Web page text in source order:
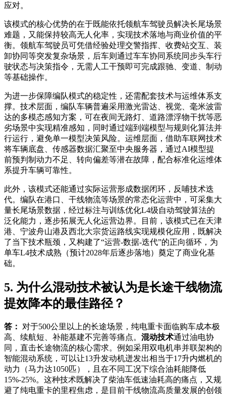
应对。
该模式的核心优势的在于既能依托领航车驾驶员解决长尾场景
难题，又能保持较高无人化率，实现技术落地与商业价值的平
衡。领航车驾驶员可凭借经验处理交警指挥、收费站交互、装
卸协同等突发复杂场景，后车则通过车车协同系统同步头车行
驶状态与决策指令，无需人工干预即可完成跟驰、变道、制动
等基础操作。
为进一步保障编队模式的稳定性，还需配套技术与运维体系支
撑。技术层面，编队车辆普遍采用激光雷达、视觉、毫米波雷
达的多模态感知方案，可在夜间无路灯、道路漂浮物干扰等恶
劣场景中实现精准感知，同时通过端到端模型与规则化算法并
行运行，避免单一模型决策风险。运维层面，借助车联网技术
将车辆底盘、传感器数据汇聚至中央服务器，通过AI模型提
前预判制动力不足、转向偏差等潜在故障，配合标准化运维体
系提升车辆可靠性。
此外，该模式还能通过实际运营形成数据闭环，反哺技术迭
代。编队在港口、干线物流等场景的常态化运营中，可采集大
量长尾场景数据，经过标注与训练优化L4级自动驾驶算法的
泛化能力，逐步拓展无人化运营边界。目前，该模式已在天津
港、宁波舟山港及西北大宗货运路线实现规模化应用，既解决
了当下技术瓶颈，又构建了“运营-数据-迭代”的正向循环，为
单车L4技术成熟（预计2028年后逐步落地）奠定了商业化基
础。
5. 为什么混动技术被认为是长途干线物流
提效降本的最佳路径？
答：
对于500公里以上的长途场景，纯电重卡面临购车成本极
高、续航短、补能基建不完善等痛点。 混动技术通过油电协
同，直击长途物流的核心需求。例如采用双电机串并联架构的
智能混动系统，可以让13升发动机迸发出相当于17升内燃机的
动力（马力达1050匹），且在不同工况下综合油耗能降低
15%-25%。这种技术既解决了柴油车低速油耗高的痛点，又规
避了纯电重卡的里程焦虑，是目前干线物流高质量发展的创领